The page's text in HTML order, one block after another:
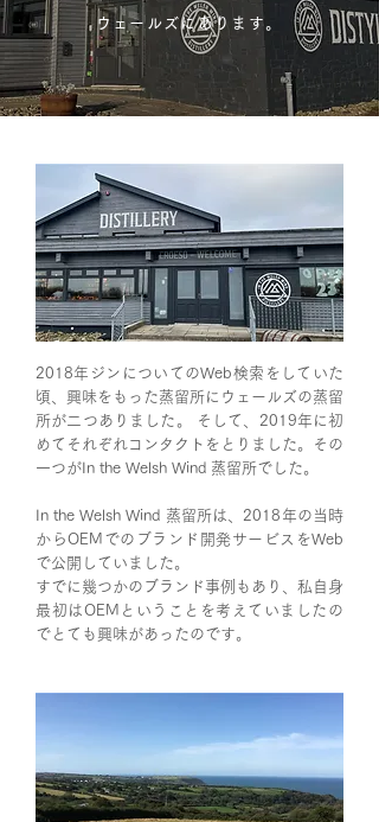
ウェールズにあります。
2018年ジンについてのWeb検索をしていた
頃、興味をもった蒸留所にウェールズの蒸留
所が二つありました。 そして、2019年に初
めてそれぞれコンタクトをとりました。その
一つがIn the Welsh Wind 蒸留所でした。
In the Welsh Wind 蒸留所は、2018年の当時
からOEMでのブランド開発サービスをWeb
で公開していました。
すでに幾つかのブランド事例もあり、私自身
最初はOEMということを考えていましたの
でとても興味があったのです。